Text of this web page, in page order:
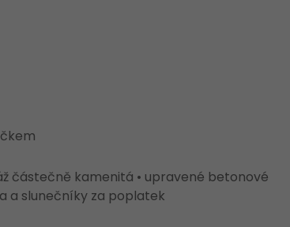
částečně kamenitá • upravené betonové
a slunečníky za poplatek